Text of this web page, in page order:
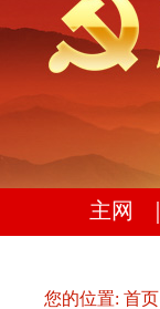
主网
您的位置: 首页